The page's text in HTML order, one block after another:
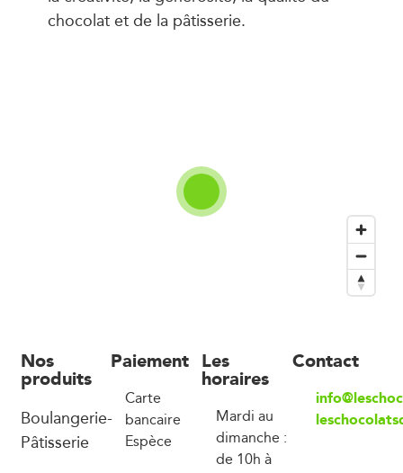
chocolat et de la pâtisserie.
Nos
produits
Boulangerie-
Pâtisserie
Paiement
Carte
bancaire
Espèce
Les
horaires
Mardi au
dimanche :
de 10h à
Contact